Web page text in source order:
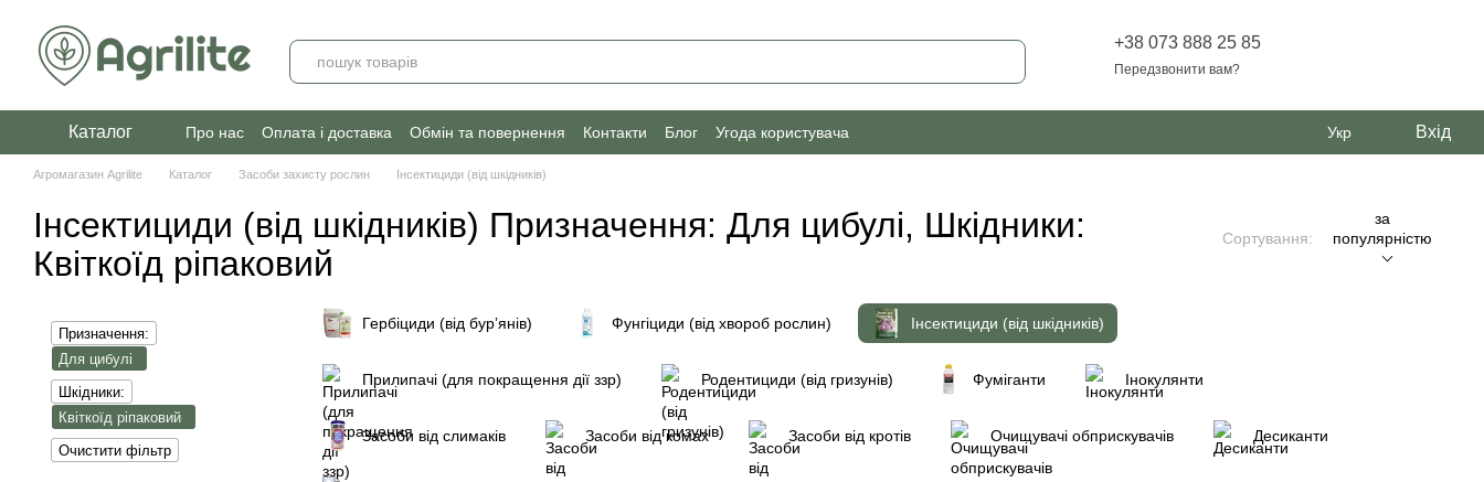
+38 073 888 25 85
Передзвонити вам?
Каталог Про нас Оплата і доставка Обмін та повернення Контакти Блог Угода користувача Укр Вхід
Агромагазин Agrilite Каталог Засоби захисту рослин Інсектициди (від шкідників)
Інсектициди (від шкідників) Призначення: Для цибулі, Шкідники:
Квіткоїд ріпаковий
Сортування:
за
популярністю
Гербіциди (від бурʼянів) Фунгіциди (від хвороб рослин) Інсектициди (від шкідників)
Прилипачі (для покращення дії ззр) Родентициди (від гризунів) Фуміганти Інокулянти
Засоби від слимаків Засоби від комах Засоби від кротів Очищувачі обприскувачів Десиканти
Призначення:
Для цибулі
Шкідники:
Квіткоїд ріпаковий
Очистити фільтр